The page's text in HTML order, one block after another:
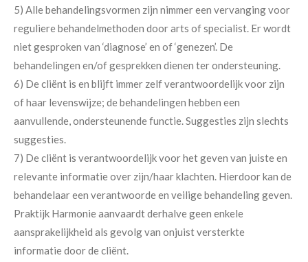
5) Alle behandelingsvormen zijn nimmer een vervanging voor
reguliere behandelmethoden door arts of specialist. Er wordt
niet gesproken van ‘diagnose’ en of ‘genezen’. De
behandelingen en/of gesprekken dienen ter ondersteuning.
6) De cliënt is en blijft immer zelf verantwoordelijk voor zijn
of haar levenswijze; de behandelingen hebben een
aanvullende, ondersteunende functie. Suggesties zijn slechts
suggesties.
7) De cliënt is verantwoordelijk voor het geven van juiste en
relevante informatie over zijn/haar klachten. Hierdoor kan de
behandelaar een verantwoorde en veilige behandeling geven.
Praktijk Harmonie aanvaardt derhalve geen enkele
aansprakelijkheid als gevolg van onjuist versterkte
informatie door de cliënt.